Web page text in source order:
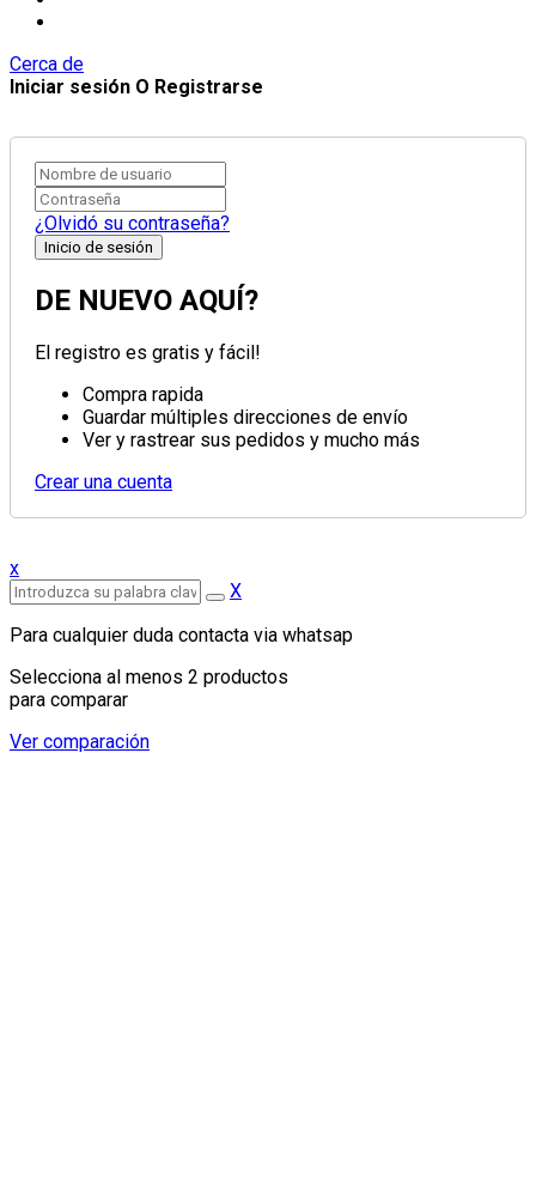
Cerca de
Iniciar sesión O Registrarse
¿Olvidó su contraseña?
DE NUEVO AQUÍ?
El registro es gratis y fácil!
Compra rapida
Guardar múltiples direcciones de envío
Ver y rastrear sus pedidos y mucho más
Crear una cuenta
x
X
Para cualquier duda contacta via whatsap
Selecciona al menos 2 productos
para comparar
Ver comparación